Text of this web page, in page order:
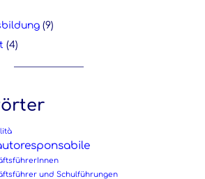
(9)
(4)
und Schulführungen